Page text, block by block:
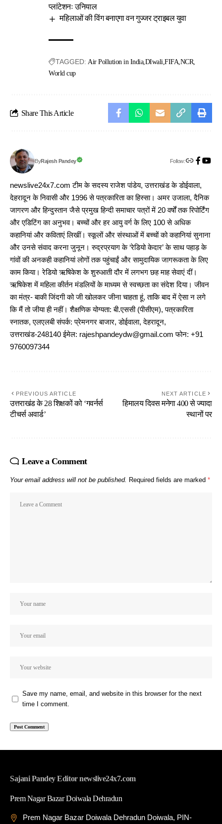
प्लांटेशनः उनियाल
महिलाओं की विंग बनाएगा वन गुज्जर ट्राइबल युवा
TAGGED: Air Pollution in India DIwali FIFA NCR
World cup
Share This Article
ByRajesh Pandey Follow:
newslive24x7.com टीम के सदस्य राजेश पांडेय, उत्तराखंड के डोईवाला,
देहरादून के निवासी और 1996 से पत्रकारिता का हिस्सा। अमर उजाला, दैनिक
जागरण और हिन्दुस्तान जैसे प्रमुख हिन्दी समाचार पत्रों में 20 वर्षों तक रिपोर्टिंग
और एडिटिंग का अनुभव। बच्चों और हर आयु वर्ग के लिए 100 से अधिक
कहानियां और कविताएं लिखीं। स्कूलों और संस्थाओं में बच्चों को कहानियां सुनाना
और उनसे संवाद करना जुनून। रुद्रप्रयाग के ‘रेडियो केदार’ के साथ पहाड़ के
गांवों की अनकही कहानियां लोगों तक पहुंचाईं और सामुदायिक जागरूकता के लिए
काम किया। रेडियो ऋषिकेश के शुरुआती दौर में लगभग छह माह सेवाएं दीं।
ऋषिकेश में महिला कीर्तन मंडलियों के माध्यम से स्वच्छता का संदेश दिया। जीवन
का मंत्र- बाकी जिंदगी को जी खोलकर जीना चाहता हूं, ताकि बाद में ऐसा न लगे
कि मैं तो जीया ही नहीं। शैक्षणिक योग्यता: बी.एससी (पीसीएम), पत्रकारिता
स्नातक, एलएलबी संपर्क: प्रेमनगर बाजार, डोईवाला, देहरादून,
उत्तराखंड-248140 ईमेल: rajeshpandeydw@gmail.com फोन: +91
9760097344
PREVIOUS ARTICLE
उत्तराखंड के 28 शिक्षकों को ‘गवर्नर्स
टीचर्स अवार्ड’
NEXT ARTICLE
हिमालय दिवस मनेगा 400 से ज्यादा
स्थानों पर
Leave a Comment
Your email address will not be published. Required fields are marked *
Save my name, email, and website in this browser for the next
time I comment.
Sajani Pandey Editor newslive24x7.com
Prem Nagar Bazar Doiwala Dehradun
Prem Nagar Bazar Doiwala Dehradun Doiwala, PIN-